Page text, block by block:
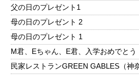
父の日のプレゼント1
母の日のプレゼント 2
母の日のプレゼント 1
M君、Eちゃん、E君、入学おめでとう
民家レストランGREEN GABLES（神